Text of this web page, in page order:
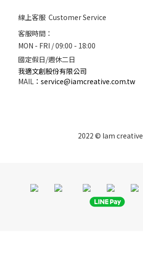
線上客服 Customer Service
客服時間：
MON - FRI / 09:00 - 18:00
國定假日/週休二日
我適文創股份有限公司
MAIL ： service@iamcreative.com.tw
2022 © Iam creative